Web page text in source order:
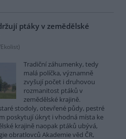
ptáky v zemědělské
)
Tradiční záhumenky, tedy
malá políčka, významně
zvyšují počet i druhovou
rozmanitost ptáků v
zemědělské krajině.
stodoly, otevřené půdy, pestré
poskytují úkryt i vhodná místa ke
krajině naopak ptáků ubývá,
obratlovců Akademie věd ČR,